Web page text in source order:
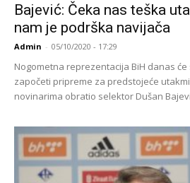
Bajević: Čeka nas teška
nam je podrška navijača
Admin - 05/10/2020 - 17:29
Nogometna reprezentacija BiH danas
započeti pripreme za predstojeće
novinarima obratio selektor Dušan